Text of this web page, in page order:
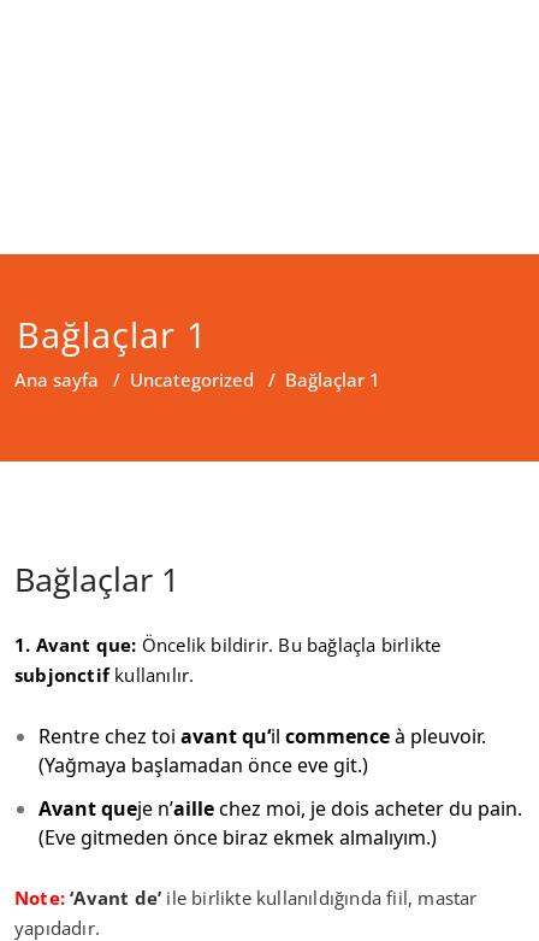
Bağlaçlar 1
Ana sayfa / Uncategorized / Bağlaçlar 1
Bağlaçlar 1
1. Avant que: Öncelik bildirir. Bu bağlaçla birlikte
subjonctifkullanılır.
Rentre chez toi avant qu‘il commenceà pleuvoir.
(Yağmaya başlamadan önce eve git.)
Avant queje n’aillechez moi, je dois acheter du pain.
(Eve gitmeden önce biraz ekmek almalıyım.)
Note: ‘Avant de’ ile birlikte kullanıldığında fiil, mastar
yapıdadır.